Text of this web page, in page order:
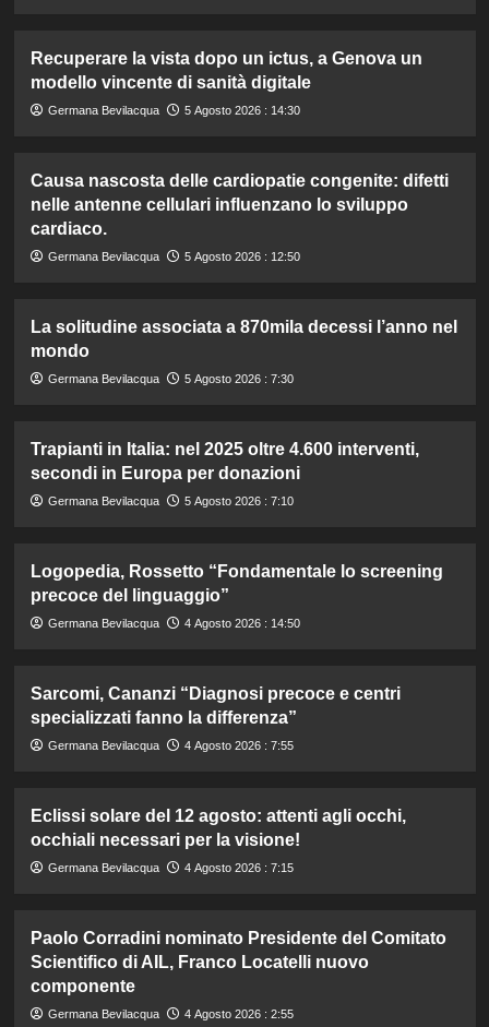
Recuperare la vista dopo un ictus, a Genova un
modello vincente di sanità digitale
Germana Bevilacqua 5 Agosto 2026 : 14:30
Causa nascosta delle cardiopatie congenite: difetti
nelle antenne cellulari influenzano lo sviluppo
cardiaco.
Germana Bevilacqua 5 Agosto 2026 : 12:50
La solitudine associata a 870mila decessi l’anno nel
mondo
Germana Bevilacqua 5 Agosto 2026 : 7:30
Trapianti in Italia: nel 2025 oltre 4.600 interventi,
secondi in Europa per donazioni
Germana Bevilacqua 5 Agosto 2026 : 7:10
Logopedia, Rossetto “Fondamentale lo screening
precoce del linguaggio”
Germana Bevilacqua 4 Agosto 2026 : 14:50
Sarcomi, Cananzi “Diagnosi precoce e centri
specializzati fanno la differenza”
Germana Bevilacqua 4 Agosto 2026 : 7:55
Eclissi solare del 12 agosto: attenti agli occhi,
occhiali necessari per la visione!
Germana Bevilacqua 4 Agosto 2026 : 7:15
Paolo Corradini nominato Presidente del Comitato
Scientifico di AIL, Franco Locatelli nuovo
componente
Germana Bevilacqua 4 Agosto 2026 : 2:55